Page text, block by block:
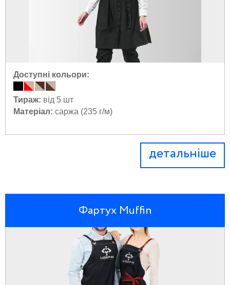
Доступні кольори:
Тираж: від 5 шт
Матеріал: саржа (235 г/м)
детальніше
Фартух Muffin